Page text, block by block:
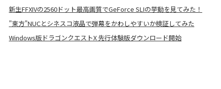
新生FFXIVの2560ドット最高画質でGeForce SLIの挙動を見てみた！
"東方"NUCとシネスコ液晶で弾幕をかわしやすいか検証してみた
Windows版ドラゴンクエストX 先行体験版ダウンロード開始